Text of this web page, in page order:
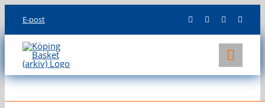
content
E-post
KLUBBEN